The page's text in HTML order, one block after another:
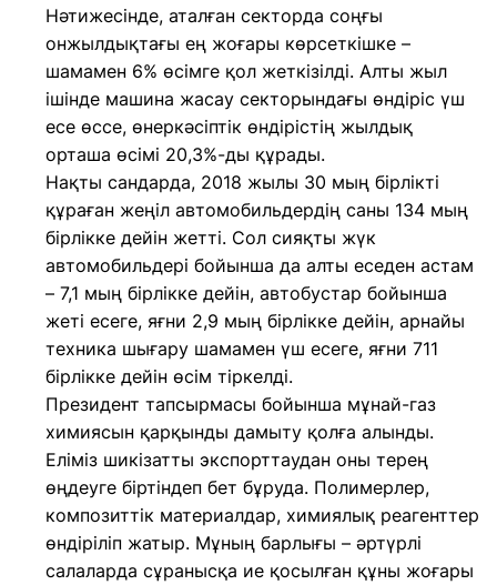
Нәтижесінде, аталған секторда соңғы
онжылдықтағы ең жоғары көрсеткішке –
шамамен 6% өсімге қол жеткізілді. Алты жыл
ішінде машина жасау секторындағы өндіріс үш
есе өссе, өнеркәсіптік өндірістің жылдық
орташа өсімі 20,3%-ды құрады.
Нақты сандарда, 2018 жылы 30 мың бірлікті
құраған жеңіл автомобильдердің саны 134 мың
бірлікке дейін жетті. Сол сияқты жүк
автомобильдері бойынша да алты еседен астам
– 7,1 мың бірлікке дейін, автобустар бойынша
жеті есеге, яғни 2,9 мың бірлікке дейін, арнайы
техника шығару шамамен үш есеге, яғни 711
бірлікке дейін өсім тіркелді.
Президент тапсырмасы бойынша мұнай-газ
химиясын қарқынды дамыту қолға алынды.
Еліміз шикізатты экспорттаудан оны терең
өңдеуге біртіндеп бет бұруда. Полимерлер,
композиттік материалдар, химиялық реагенттер
өндіріліп жатыр. Мұның барлығы – әртүрлі
салаларда сұранысқа ие қосылған құны жоғары